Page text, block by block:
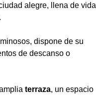
alegre, llena de vida
dispone de su
de descanso o
terraza, un espacio